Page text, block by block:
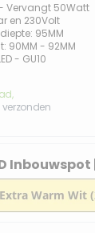
Vervangt 50Watt
en 230Volt
95MM
90MM - 92MM
- GU10
Inbouwspot